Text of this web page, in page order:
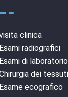
visita clinica
Esami radiografici
Esami di laboratorio
Chirurgia dei
Esame ecografico